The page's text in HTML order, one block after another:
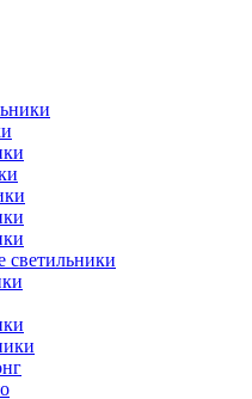
светильники